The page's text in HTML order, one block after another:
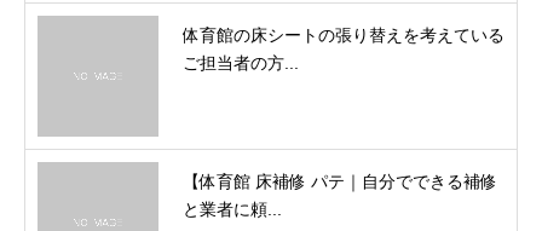
体育館の床シートの張り替えを考えている
ご担当者の方...
【体育館 床補修 パテ｜自分でできる補修
と業者に頼...